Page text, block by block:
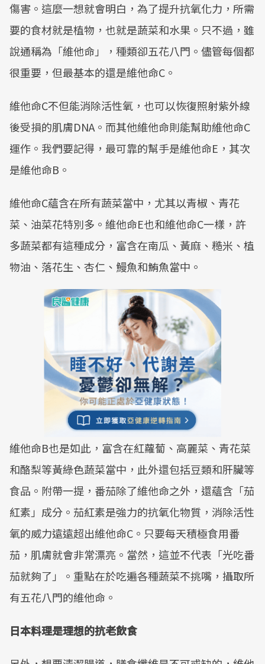
傷害。這麼一想就會明白，為了提升抗氧化力，所需
要的食材就是植物，也就是蔬菜和水果。只不過，雖
說通稱為「維他命」，種類卻五花八門。儘管每個都
很重要，但最基本的還是維他命C。
維他命C不但能消除活性氧，也可以恢復照射紫外線
後受損的肌膚DNA。而其他維他命則能幫助維他命C
運作。我們要記得，最可靠的幫手是維他命E，其次
是維他命B。
維他命C蘊含在所有蔬菜當中，尤其以青椒、青花
菜、油菜花特別多。維他命E也和維他命C一樣，許
多蔬菜都有這種成分，富含在南瓜、黃麻、糙米、植
物油、落花生、杏仁、鰻魚和鮪魚當中。
維他命B也是如此，富含在紅蘿蔔、高麗菜、青花菜
和酪梨等黃綠色蔬菜當中，此外還包括豆類和肝臟等
食品。附帶一提，番茄除了維他命之外，還蘊含「茄
紅素」成分。茄紅素是強力的抗氧化物質，消除活性
氧的威力遠遠超出維他命C。只要每天積極食用番
茄，肌膚就會非常漂亮。當然，這並不代表「光吃番
茄就夠了」。重點在於吃遍各種蔬菜不挑嘴，攝取所
有五花八門的維他命。
日本料理是理想的抗老飲食